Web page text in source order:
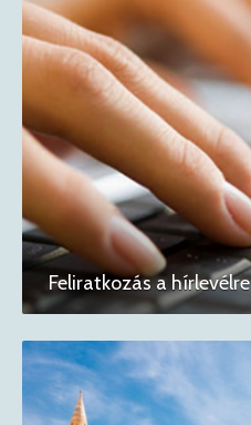
Feliratkozás a hírlevélre